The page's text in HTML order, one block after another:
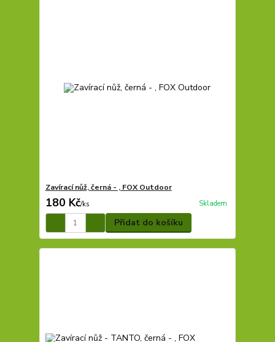
Zavírací nůž, černá - , FOX Outdoor
180 Kč/ks Skladem
Přidat do košíku